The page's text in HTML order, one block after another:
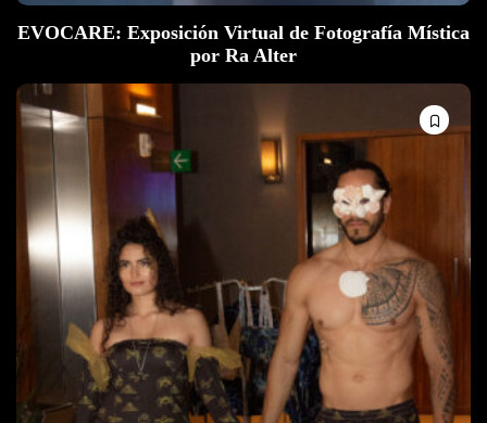
EVOCARE: Exposición Virtual de Fotografía Mística
por Ra Alter